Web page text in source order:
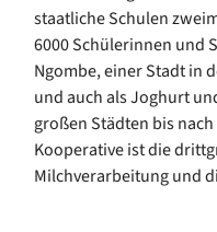
staatliche Schulen
6000 Schülerinnen und
Ngombe, einer Stadt in
und auch als Joghurt
großen Städten bis
Kooperative ist die
Milchverarbeitung und